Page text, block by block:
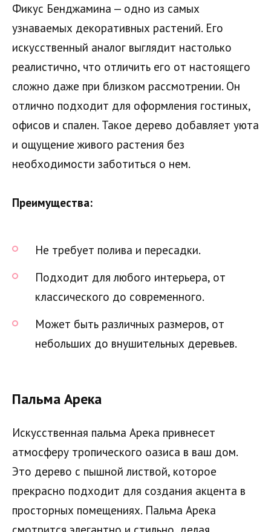
Фикус Бенджамина — одно из самых
узнаваемых декоративных растений. Его
искусственный аналог выглядит настолько
реалистично, что отличить его от настоящего
сложно даже при близком рассмотрении. Он
отлично подходит для оформления гостиных,
офисов и спален. Такое дерево добавляет уюта
и ощущение живого растения без
необходимости заботиться о нем.
Преимущества:
Не требует полива и пересадки.
Подходит для любого интерьера, от
классического до современного.
Может быть различных размеров, от
небольших до внушительных деревьев.
Пальма Арека
Искусственная пальма Арека привнесет
атмосферу тропического оазиса в ваш дом.
Это дерево с пышной листвой, которое
прекрасно подходит для создания акцента в
просторных помещениях. Пальма Арека